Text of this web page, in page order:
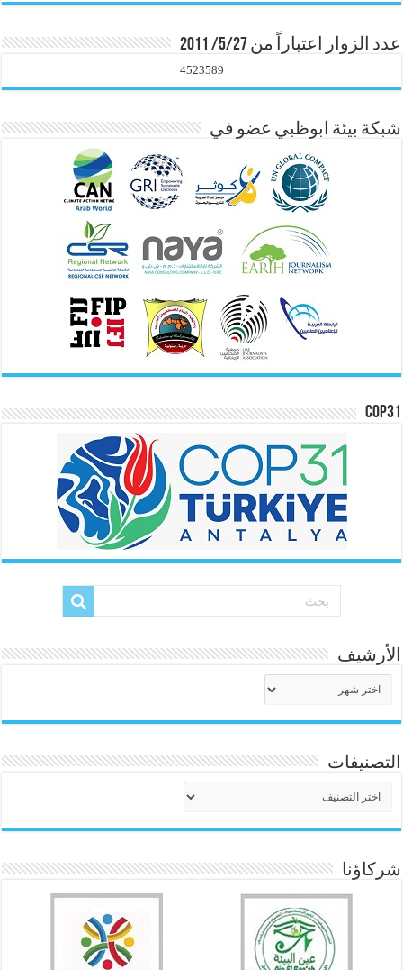
عدد الزوار اعتباراً من 5/27/ 2011
4523589
شبكة بيئة ابوظبي عضو في
COP31
الأرشيف
التصنيفات
شركاؤنا